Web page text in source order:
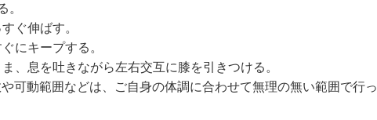
。
ぐ伸ばす。
にキープする。
、息を吐きながら左右交互に膝を引きつける。
可動範囲などは、ご自身の体調に合わせて無理の無い範囲で行っ